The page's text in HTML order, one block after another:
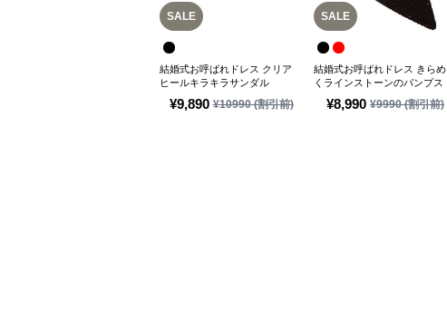
SALE
¥9,890 ¥10990(割引前)
結婚式お呼ばれドレス クリア
ヒールキラキラサンダル
SALE
¥8,990 ¥9990(割引前)
結婚式お呼ばれドレス きらめ
くラインストーンのパンプス